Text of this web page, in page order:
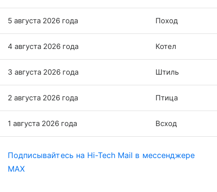
5 августа 2026 года Поход
4 августа 2026 года Котел
3 августа 2026 года Штиль
2 августа 2026 года Птица
1 августа 2026 года Всход
Подписывайтесь на Hi-Tech Mail в мессенджере
MAX